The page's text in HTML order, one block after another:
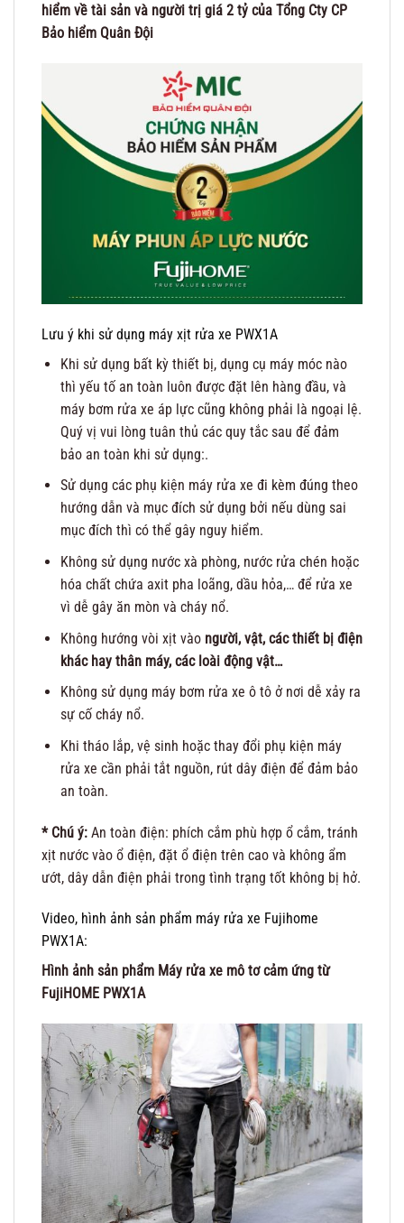
hiểm về tài sản và người trị giá 2 tỷ của Tổng Cty CP
Bảo hiểm Quân Đội
Lưu ý khi sử dụng máy xịt rửa xe PWX1A
Khi sử dụng bất kỳ thiết bị, dụng cụ máy móc nào
thì yếu tố an toàn luôn được đặt lên hàng đầu, và
máy bơm rửa xe áp lực cũng không phải là ngoại lệ.
Quý vị vui lòng tuân thủ các quy tắc sau để đảm
bảo an toàn khi sử dụng:.
Sử dụng các phụ kiện máy rửa xe đi kèm đúng theo
hướng dẫn và mục đích sử dụng bởi nếu dùng sai
mục đích thì có thể gây nguy hiểm.
Không sử dụng nước xà phòng, nước rửa chén hoặc
hóa chất chứa axit pha loãng, dầu hỏa,… để rửa xe
vì dễ gây ăn mòn và cháy nổ.
Không hướng vòi xịt vào người, vật, các thiết bị điện
khác hay thân máy, các loài động vật…
Không sử dụng máy bơm rửa xe ô tô ở nơi dễ xảy ra
sự cố cháy nổ.
Khi tháo lắp, vệ sinh hoặc thay đổi phụ kiện máy
rửa xe cần phải tắt nguồn, rút dây điện để đảm bảo
an toàn.
* Chú ý: An toàn điện: phích cắm phù hợp ổ cắm, tránh
xịt nước vào ổ điện, đặt ổ điện trên cao và không ẩm
ướt, dây dẫn điện phải trong tình trạng tốt không bị hở.
Video, hình ảnh sản phẩm máy rửa xe Fujihome
PWX1A:
Hình ảnh sản phẩm Máy rửa xe mô tơ cảm ứng từ
FujiHOME PWX1A